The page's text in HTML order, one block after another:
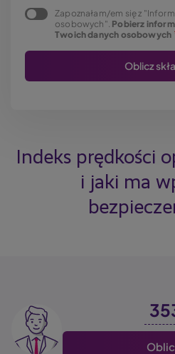
Zapoznałam/em się z
osobowych". Pobierz
Twoich danych osobowych
Indeks prędkości
i jaki ma
Image